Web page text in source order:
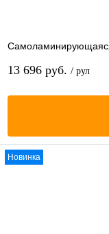
13 696 руб. / рул
Новинка